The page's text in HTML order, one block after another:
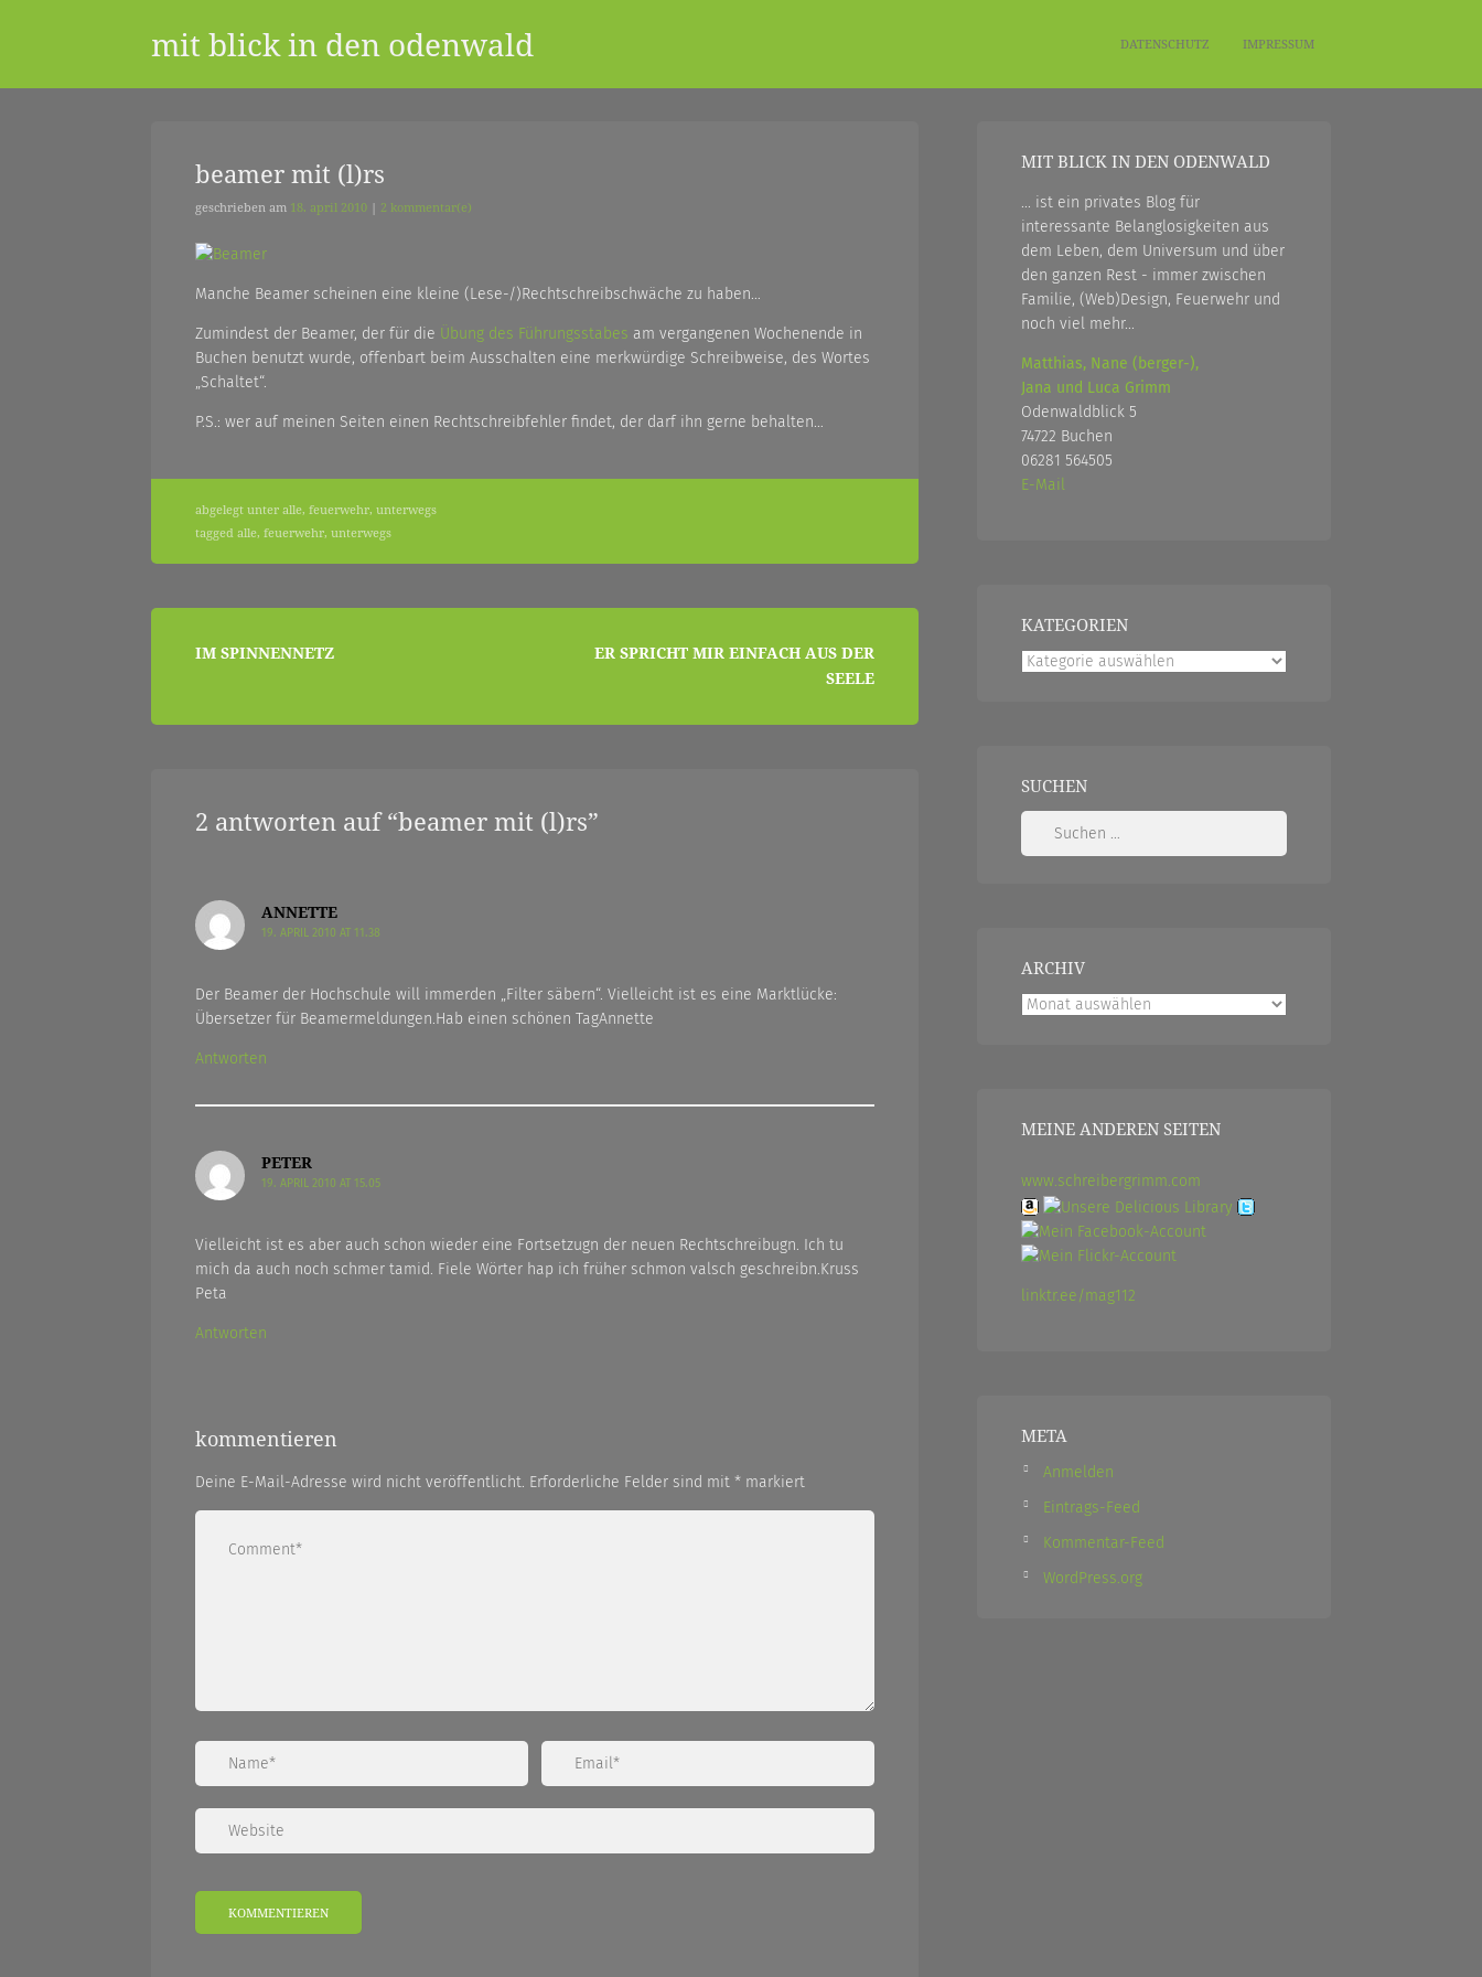
mit blick in den odenwald
blog
dem
odenwald
|
zwischendurch
nebenher…
DATENSCHUTZ IMPRESSUM
beamer mit (l)rs
geschrieben am 18. april 2010 | 2 kommentar(e)
Manche Beamer scheinen eine kleine (Lese-/)Rechtschreibschwäche zu haben…
Zumindest der Beamer, der für die Übung des Führungsstabes am vergangenen Wochenende in
Buchen benutzt wurde, offenbart beim Ausschalten eine merkwürdige Schreibweise, des Wortes
„Schaltet“.
P.S.: wer auf meinen Seiten einen Rechtschreibfehler findet, der darf ihn gerne behalten…
abgelegt unter alle, feuerwehr, unterwegs
tagged alle, feuerwehr, unterwegs
beitragsnavigation
IM SPINNENNETZ
ER SPRICHT MIR EINFACH AUS DER
SEELE
2 antworten auf “beamer mit (l)rs”
ANNETTE
19. APRIL 2010 AT 11.38
Der Beamer der Hochschule will immerden „Filter säbern“. Vielleicht ist es eine Marktlücke:
Übersetzer für Beamermeldungen.Hab einen schönen TagAnnette
Antworten
PETER
19. APRIL 2010 AT 15.05
Vielleicht ist es aber auch schon wieder eine Fortsetzugn der neuen Rechtschreibugn. Ich tu
mich da auch noch schmer tamid. Fiele Wörter hap ich früher schmon valsch geschreibn.Kruss
Peta
Antworten
kommentieren
Deine E-Mail-Adresse wird nicht veröffentlicht. Erforderliche Felder sind mit * markiert
MIT BLICK IN DEN ODENWALD
... ist ein privates Blog für
interessante Belanglosigkeiten aus
dem Leben, dem Universum und über
den ganzen Rest - immer zwischen
Familie, (Web)Design, Feuerwehr und
noch viel mehr...
Matthias, Nane (berger-),
Jana und Luca Grimm
Odenwaldblick 5
74722 Buchen
06281 564505
E-Mail
KATEGORIEN
Kategorien
SUCHEN
Suchen
ARCHIV
Archiv
MEINE ANDEREN SEITEN
www.schreibergrimm.com
linktr.ee/mag112
META
Anmelden
Eintrags-Feed
Kommentar-Feed
WordPress.org